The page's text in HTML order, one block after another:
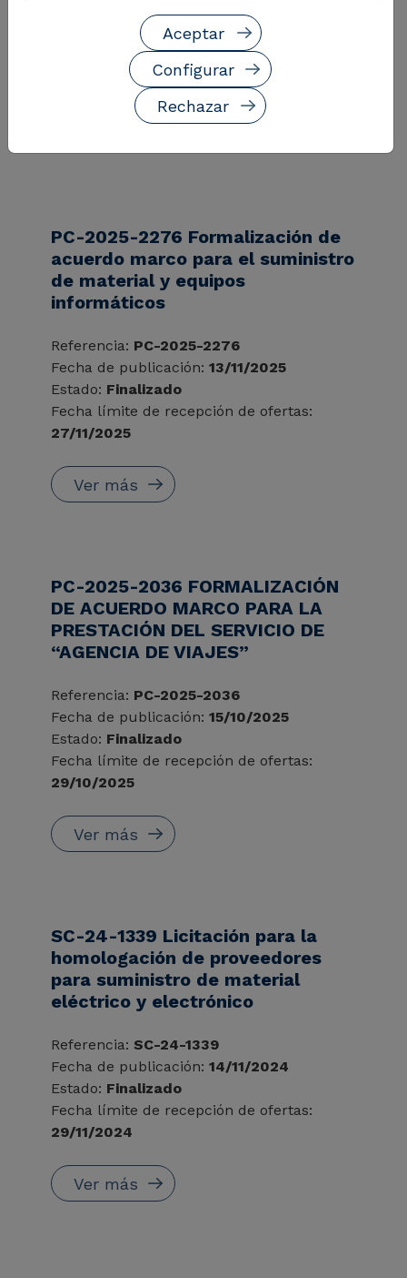
Fecha de publicación: 26/11/2025
Finalizado
Fecha límite de recepción de ofertas:
PC-2025-2276 Formalización de
acuerdo marco para el suministro
de material y equipos
informáticos
Referencia: PC-2025-2276
Fecha de publicación: 13/11/2025
Estado: Finalizado
Fecha límite de recepción de ofertas:
27/11/2025
Ver más
PC-2025-2036 FORMALIZACIÓN
DE ACUERDO MARCO PARA LA
PRESTACIÓN DEL SERVICIO DE
“AGENCIA DE VIAJES”
Referencia: PC-2025-2036
Fecha de publicación: 15/10/2025
Estado: Finalizado
Fecha límite de recepción de ofertas:
29/10/2025
Ver más
SC-24-1339 Licitación para la
homologación de proveedores
para suministro de material
eléctrico y electrónico
Referencia: SC-24-1339
Fecha de publicación: 14/11/2024
Estado: Finalizado
Fecha límite de recepción de ofertas:
29/11/2024
Ver más
Rechazar
Configurar
Aceptar